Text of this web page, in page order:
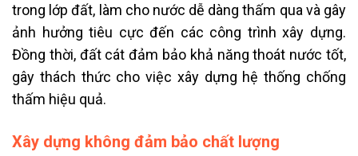
trong lớp đất, làm cho nước dễ dàng thấm qua và gây
ảnh hưởng tiêu cực đến các công trình xây dựng.
Đồng thời, đất cát đảm bảo khả năng thoát nước tốt,
gây thách thức cho việc xây dựng hệ thống chống
thấm hiệu quả.
Xây dựng không đảm bảo chất lượng